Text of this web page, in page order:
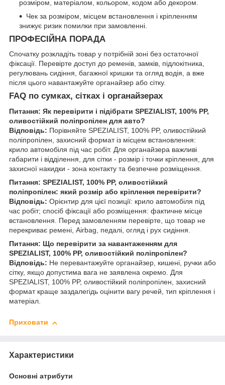
розміром, матеріалом, кольором, кодом або декором.
Чек за розміром, місцем встановлення і кріпленням
знижує ризик помилки при замовленні.
ПРОФЕСІЙНА ПОРАДА
Спочатку розкладіть товар у потрібній зоні без остаточної
фіксації. Перевірте доступ до ременів, замків, підлокітника,
регулювань сидіння, багажної кришки та огляд водія, а вже
після цього навантажуйте органайзер або сітку.
FAQ по сумках, сітках і органайзерах
Питання: Як перевірити і підібрати SPEZIALIST, 100% PP,
оливостійкий поліпропілен для авто?
Відповідь: Порівняйте SPEZIALIST, 100% PP, оливостійкий
поліпропілен, захисний формат із місцем встановлення:
крило автомобіля під час робіт. Для органайзера важливі
габарити і відділення, для сітки - розмір і точки кріплення, для
захисної накидки - зона контакту та безпечне розміщення.
Питання: SPEZIALIST, 100% PP, оливостійкий
поліпропілен: який розмір або кріплення перевірити?
Відповідь: Орієнтир для цієї позиції: крило автомобіля під
час робіт; спосіб фіксації або розміщення: фактичне місце
встановлення. Перед замовленням перевірте, що товар не
перекриває ремені, Airbag, педалі, огляд і рух сидіння.
Питання: Що перевірити за навантаженням для
SPEZIALIST, 100% PP, оливостійкий поліпропілен?
Відповідь: Не перевантажуйте органайзер, кишені, ручки або
сітку, якщо допустима вага не заявлена окремо. Для
SPEZIALIST, 100% PP, оливостійкий поліпропілен, захисний
формат краще заздалегідь оцінити вагу речей, тип кріплення і
матеріал.
Приховати
Характеристики
Основні атрибути